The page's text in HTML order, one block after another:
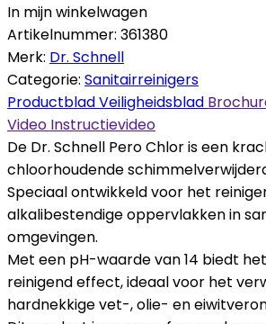
In mijn winkelwagen
Artikelnummer: 361380
Merk: Dr. Schnell
Categorie: Sanitairreinigers
ProductbladVeiligheidsblad
Video Instructievideo
De Dr. Schnell Pero Chlor is een
chloorhoudende
Speciaal ontwikkeld voor het
alkalibestendige oppervlakken in
omgevingen.
Met een pH-waarde van 14 biedt
reinigend effect, ideaal voor het
hardnekkige vet-, olie- en